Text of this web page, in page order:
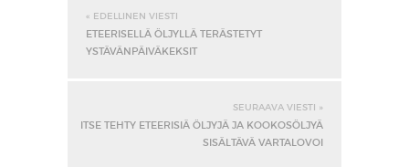
« EDELLINEN VIESTI
ETEERISELLÄ ÖLJYLLÄ TERÄSTETYT
YSTÄVÄNPÄIVÄKEKSIT
SEURAAVA VIESTI »
ITSE TEHTY ETEERISIÄ ÖLJYJÄ JA KOOKOSÖLJYÄ
SISÄLTÄVÄ VARTALOVOI